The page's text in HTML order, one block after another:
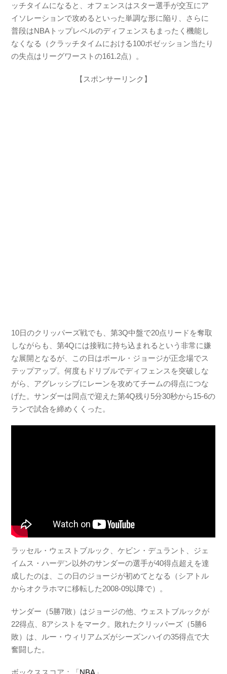
ッチタイムになると、オフェンスはスター選手が交互にア
イソレーションで攻めるといった単調な形に陥り、さらに
普段はNBAトップレベルのディフェンスもまったく機能し
なくなる（クラッチタイムにおける100ポゼッション当たり
の失点はリーグワーストの161.2点）。
【スポンサーリンク】
10日のクリッパーズ戦でも、第3Q中盤で20点リードを奪取
しながらも、第4Qには接戦に持ち込まれるという非常に嫌
な展開となるが、この日はポール・ジョージが正念場でス
テップアップ。何度もドリブルでディフェンスを突破しな
がら、アグレッシブにレーンを攻めてチームの得点につな
げた。サンダーは同点で迎えた第4Q残り5分30秒から15-6の
ランで試合を締めくくった。
ラッセル・ウェストブルック、ケビン・デュラント、ジェ
イムス・ハーデン以外のサンダーの選手が40得点超えを達
成したのは、この日のジョージが初めてとなる（シアトル
からオクラホマに移転した2008-09以降で）。
サンダー（5勝7敗）はジョージの他、ウェストブルックが
22得点、8アシストをマーク。敗れたクリッパーズ（5勝6
敗）は、ルー・ウィリアムズがシーズンハイの35得点で大
奮闘した。
ボックススコア：「NBA 」